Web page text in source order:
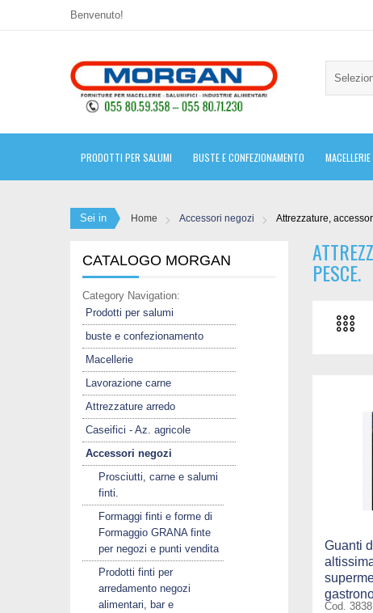
Benvenuto!
PRODOTTI PER SALUMI BUSTE E CONFEZIONAMENTO MACELLERIE
Sei in Home Accessori negozi Attrezzature,
CATALOGO MORGAN
Category Navigation:
Prodotti per salumi
buste e confezionamento
Macellerie
Lavorazione carne
Attrezzature arredo
Caseifici - Az. agricole
Accessori negozi
Prosciutti, carne e salumi
finti.
Formaggi finti e forme di
Formaggio GRANA finte
per negozi e punti vendita
Prodotti finti per
arredamento negozi
alimentari, bar e
PESCE.
Guanti
Cod. 3838